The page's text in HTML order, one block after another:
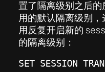
置了隔离级别之后
用的默认隔离级别
用反复开启新的
的隔离级别：
SET SESSION